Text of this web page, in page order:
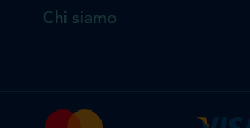
Chi siamo